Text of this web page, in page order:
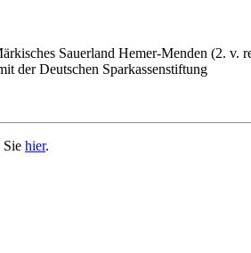
Sauerland Hemer-Menden (2. v.
der Deutschen Sparkassenstiftung
Sie hier.